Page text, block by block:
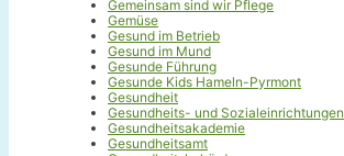
Gemeinsam sind wir Pflege
Gemüse
Gesund im Betrieb
Gesund im Mund
Gesunde Führung
Gesunde Kids Hameln-Pyrmont
Gesundheit
Gesundheits- und Sozialeinrichtungen
Gesundheitsakademie
Gesundheitsamt